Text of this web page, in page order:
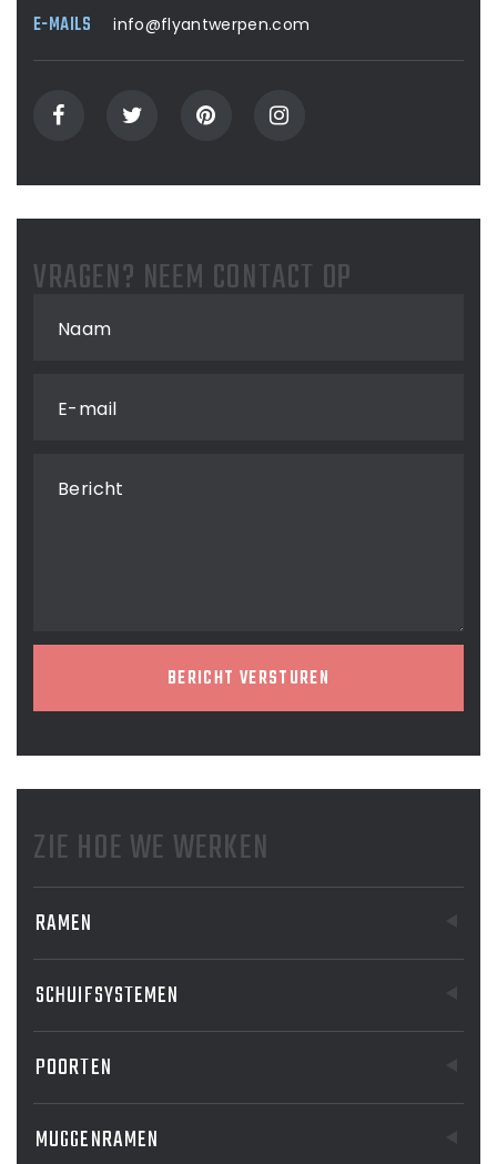
E-MAILS info@flyantwerpen.com
VRAGEN? NEEM CONTACT OP
Naam
E-mail
Bericht
BERICHT VERSTUREN
ZIE HOE WE WERKEN
RAMEN
SCHUIFSYSTEMEN
POORTEN
MUGGENRAMEN